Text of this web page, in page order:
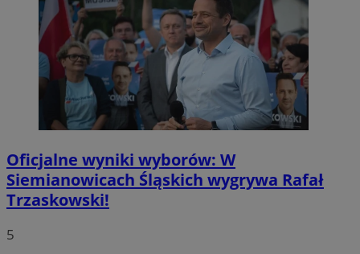
Oficjalne wyniki wyborów: W
Siemianowicach Śląskich wygrywa Rafał
Trzaskowski!
5